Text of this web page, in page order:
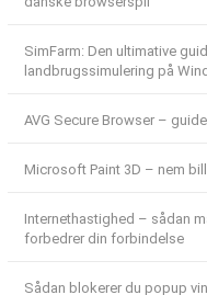
SimFarm: Den ultimative
landbrugssimulering på
AVG Secure Browser –
Microsoft Paint 3D – nem
Internethastighed – sådan
forbedrer din forbindelse
Sådan blokerer du popup